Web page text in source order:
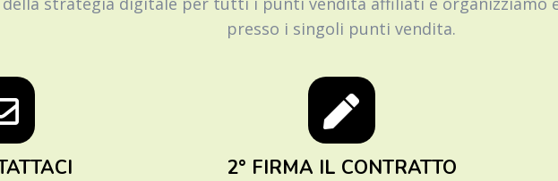
presso i singoli punti vendita.
2° FIRMA IL CONTRATTO